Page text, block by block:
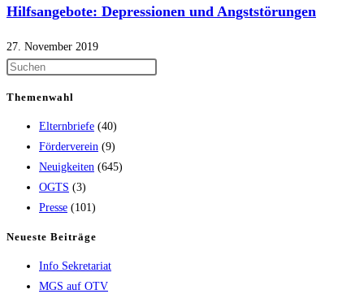
Hilfsangebote: Depressionen und Angststörungen
27. November 2019
Themenwahl
Elternbriefe (40)
Förderverein (9)
Neuigkeiten (645)
OGTS (3)
Presse (101)
Neueste Beiträge
Info Sekretariat
MGS auf OTV